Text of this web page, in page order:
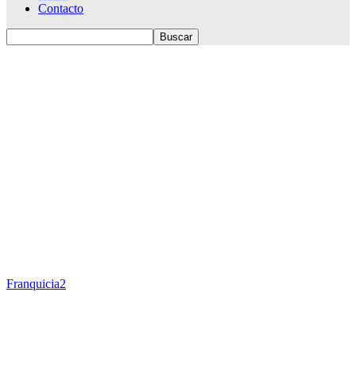
Contacto
Franquicia2